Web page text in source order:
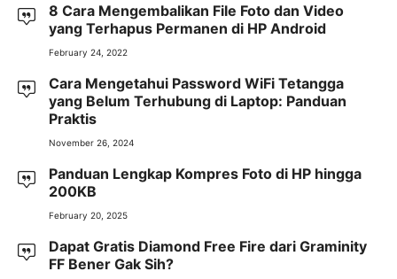
8 Cara Mengembalikan File Foto dan Video
yang Terhapus Permanen di HP Android
February 24, 2022
Cara Mengetahui Password WiFi Tetangga
yang Belum Terhubung di Laptop: Panduan
Praktis
November 26, 2024
Panduan Lengkap Kompres Foto di HP hingga
200KB
February 20, 2025
Dapat Gratis Diamond Free Fire dari Graminity
FF Bener Gak Sih?